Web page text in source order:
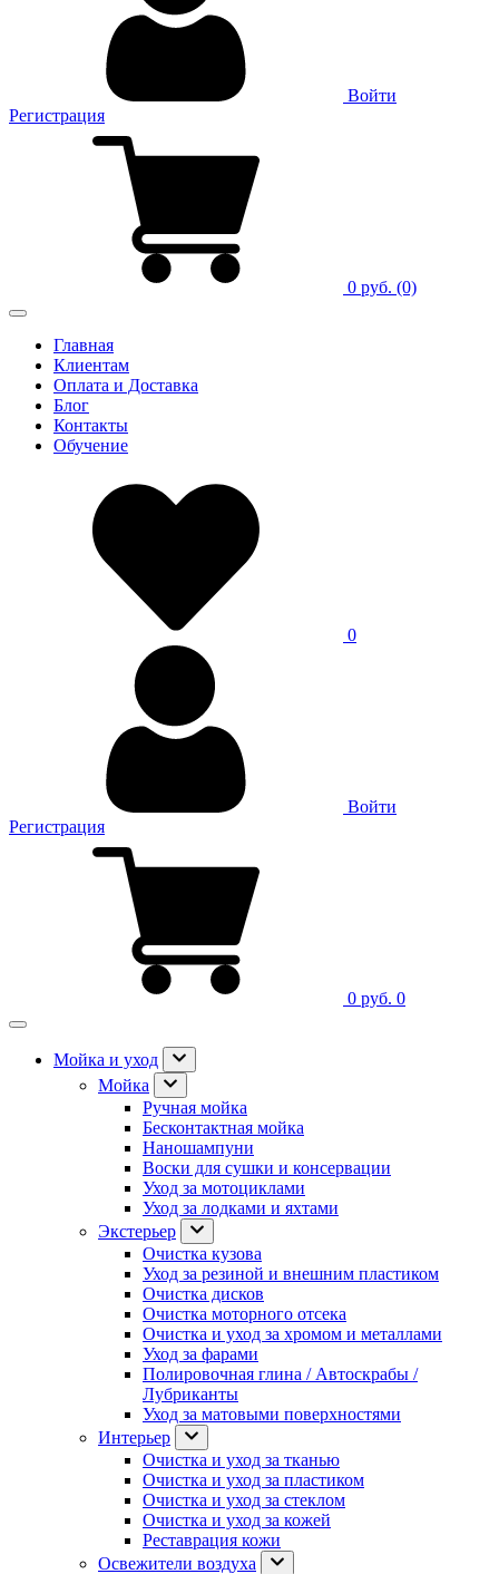
Войти
Регистрация
0 руб. (0)
Главная
Клиентам
Оплата и Доставка
Блог
Контакты
Обучение
0
Войти
Регистрация
0 руб. 0
Мойка и уход
Мойка
Ручная мойка
Бесконтактная мойка
Наношампуни
Воски для сушки и консервации
Уход за мотоциклами
Уход за лодками и яхтами
Экстерьер
Очистка кузова
Уход за резиной и внешним пластиком
Очистка дисков
Очистка моторного отсека
Очистка и уход за хромом и металлами
Уход за фарами
Полировочная глина / Автоскрабы /
Лубриканты
Уход за матовыми поверхностями
Интерьер
Очистка и уход за тканью
Очистка и уход за пластиком
Очистка и уход за стеклом
Очистка и уход за кожей
Реставрация кожи
Освежители воздуха